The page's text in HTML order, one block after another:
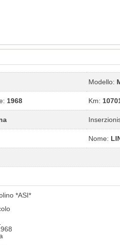
Modello:
1968 Km:
Nome:
*ASI*